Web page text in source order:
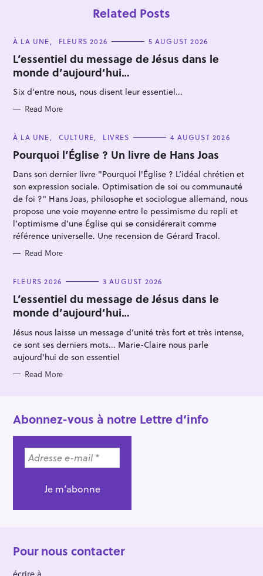
Related Posts
C
T
E
G
O
R
I
S
À LA UNE FLEURS 2026 5 AUGUST 2026
L’essentiel du message de Jésus dans le
monde d’aujourd’hui…
Six d'entre nous, nous disent leur essentiel...
Read More
C
T
E
O
I
E
S
À LA UNE CULTURE LIVRES 4 AUGUST 2026
Pourquoi l’Église ? Un livre de Hans Joas
Dans son dernier livre "Pourquoi l'Église ? L’idéal chrétien et
son expression sociale. Optimisation de soi ou communauté
de foi ?" Hans Joas, philosophe et sociologue allemand, nous
propose une voie moyenne entre le pessimisme du repli et
l’optimisme d’une Église qui se considérerait comme
référence universelle. Une recension de Gérard Tracol.
Read More
C
T
E
G
O
I
E
S
FLEURS 2026 3 AUGUST 2026
L’essentiel du message de Jésus dans le
monde d’aujourd’hui…
Jésus nous laisse un message d’unité très fort et très intense,
ce sont ses derniers mots... Marie-Claire nous parle
aujourd'hui de son essentiel
Read More
Abonnez-vous à notre Lettre d’info
Pour nous contacter